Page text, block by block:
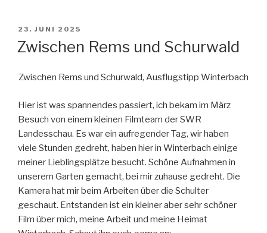
VERÖFFENTLICHT
23. JUNI 2025
Zwischen Rems und Schurwald
Zwischen Rems und Schurwald, Ausflugstipp Winterbach
Hier ist was spannendes passiert, ich bekam im März
Besuch von einem kleinen Filmteam der SWR
Landesschau. Es war ein aufregender Tag, wir haben
viele Stunden gedreht, haben hier in Winterbach einige
meiner Lieblingsplätze besucht. Schöne Aufnahmen in
unserem Garten gemacht, bei mir zuhause gedreht. Die
Kamera hat mir beim Arbeiten über die Schulter
geschaut. Entstanden ist ein kleiner aber sehr schöner
Film über mich, meine Arbeit und meine Heimat